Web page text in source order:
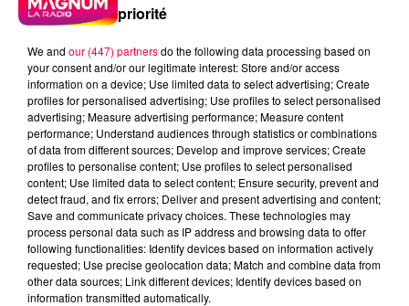
Flash infos
Crédit :Flash infos
priorité
We and our (447) partnersdo the following data processing based on
your consent and/or our legitimate interest: Store and/or access
information on a device; Use limited data to select advertising; Create
profiles for personalised advertising; Use profiles to select personalised
advertising; Measure advertising performance; Measure content
performance; Understand audiences through statistics or combinations
of data from different sources; Develop and improve services; Create
profiles to personalise content; Use profiles to select personalised
content; Use limited data to select content; Ensure security, prevent and
detect fraud, and fix errors; Deliver and present advertising and content;
Save and communicate privacy choices. These technologies may
process personal data such as IP address and browsing data to offer
following functionalities: Identify devices based on information actively
requested; Use precise geolocation data; Match and combine data from
other data sources; Link different devices; Identify devices based on
information transmitted automatically.